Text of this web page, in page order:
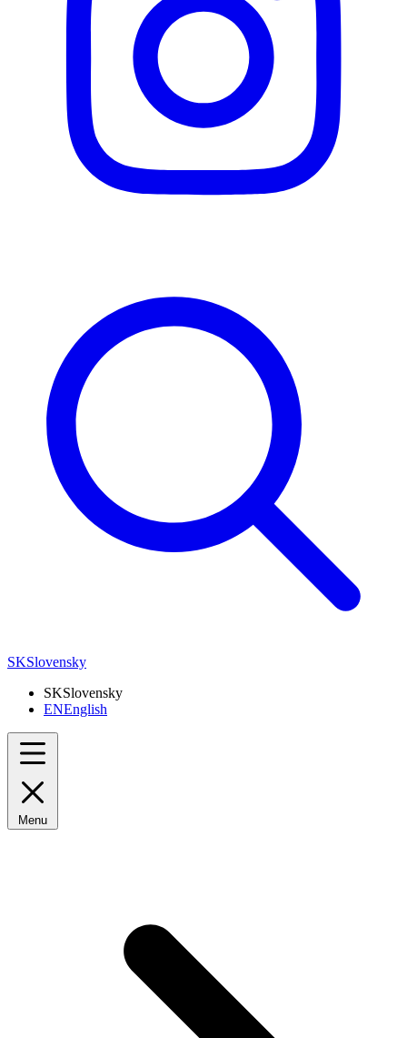
SKSlovensky
SKSlovensky
ENEnglish
Menu